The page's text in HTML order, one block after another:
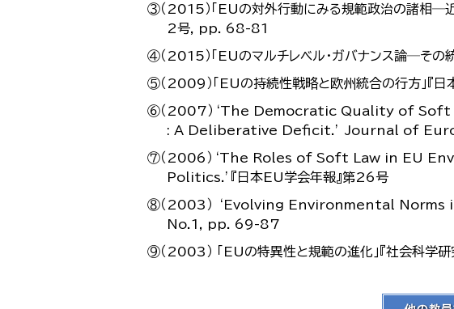
③（2015）「EUの対外行動にみる規範政治の諸相─近
2号, pp. 68-81
④（2015）「EUのマルチレベル・ガバナンス論─そ
⑤（2009）「EUの持続性戦略と欧州統合の行方」
⑥（2007）‘The Democratic Quality of
: A Deliberative Deficit.’ Journal of
⑦（2006）‘The Roles of Soft Law in EU
Politics.’『日本EU学会年報』第26号
⑧（2003） ‘Evolving Environmental
No.1, pp. 69-87
⑨（2003） ｢EUの特異性と規範の進化｣『社会科学研